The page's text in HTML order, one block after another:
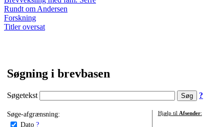
Rundt om Andersen
Forskning
Titler oversat
Søgning i brevbasen
Søgetekst ?
Søge-afgrænsning:
Dato ?
Hjælp til Afsender: